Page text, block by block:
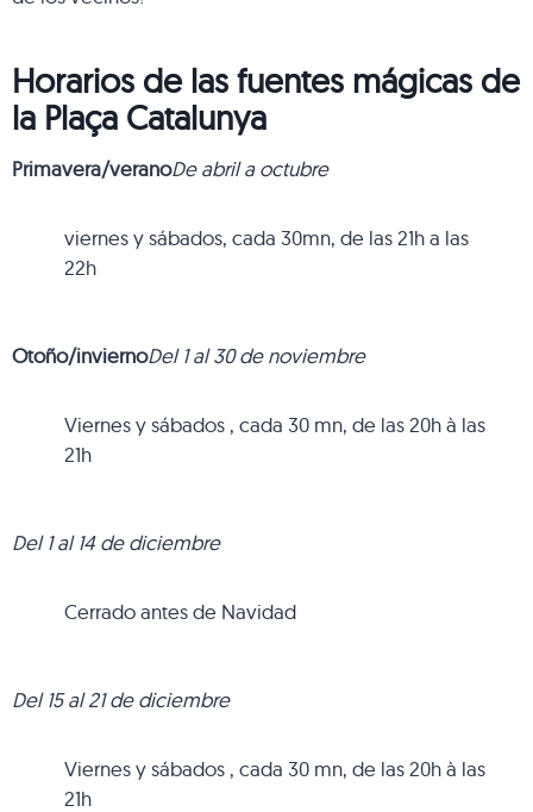
Horarios de las fuentes mágicas de
la Plaça Catalunya
Primavera/veranoDe abril a octubre
viernes y sábados, cada 30mn, de las 21h a las
22h
Otoño/inviernoDel 1 al 30 de noviembre
Viernes y sábados , cada 30 mn, de las 20h à las
21h
Del 1 al 14 de diciembre
Cerrado antes de Navidad
Del 15 al 21 de diciembre
Viernes y sábados , cada 30 mn, de las 20h à las
21h